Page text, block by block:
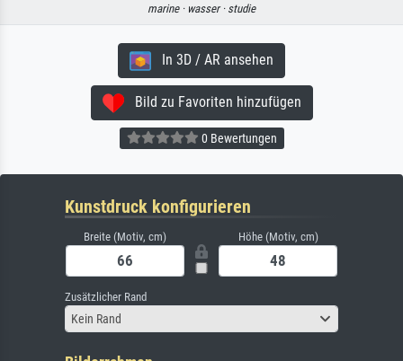
marine · wasser · studie
In 3D / AR ansehen
Bild zu Favoriten hinzufügen
0 Bewertungen
Kunstdruck konfigurieren
Breite (Motiv, cm) Höhe (Motiv, cm)
Zusätzlicher Rand
Kein Rand